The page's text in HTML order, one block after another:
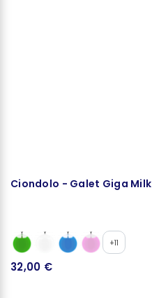
Ciondolo - Galet Giga Milk
+11
32,00 €